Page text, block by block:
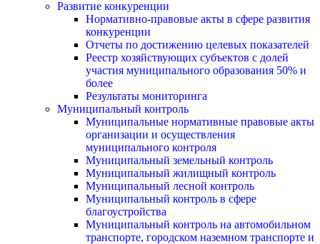
Развитие конкуренции
Нормативно-правовые акты в сфере развития
конкуренции
Отчеты по достижению целевых показателей
Реестр хозяйствующих субъектов с долей
участия муниципального образования 50% и
более
Результаты мониторинга
Муниципальный контроль
Муниципальные нормативные правовые акты
организации и осуществления
муниципального контроля
Муниципальный земельный контроль
Муниципальный жилищный контроль
Муниципальный лесной контроль
Муниципальный контроль в сфере
благоустройства
Муниципальный контроль на автомобильном
транспорте, городском наземном транспорте и